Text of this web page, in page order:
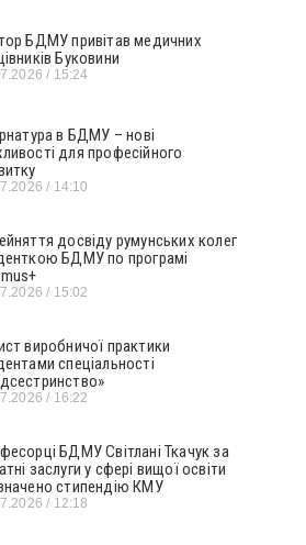
БДМУ привітав медичних
Буковини
15:24
в БДМУ – нові
для професійного
14:10
досвіду румунських колег
БДМУ по програмі
15:02
виробничої практики
спеціальності
16:22
БДМУ Світлані Ткачук за
заслуги у сфері вищої освіти
стипендію КМУ
12:18